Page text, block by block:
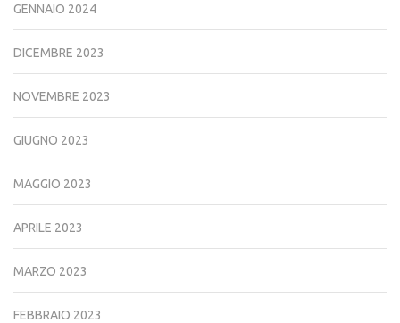
GENNAIO 2024
DICEMBRE 2023
NOVEMBRE 2023
GIUGNO 2023
MAGGIO 2023
APRILE 2023
MARZO 2023
FEBBRAIO 2023